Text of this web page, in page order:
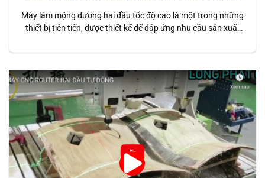
Máy làm mộng dương hai đầu tốc độ cao là một trong những
thiết bị tiên tiến, được thiết kế để đáp ứng nhu cầu sản xuất
xác và bền bỉ, máy đã được khách hàng tin dùng trong suốt 3